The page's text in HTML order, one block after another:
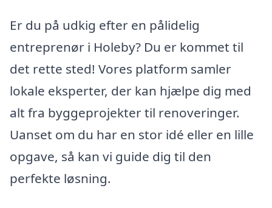
Er du på udkig efter en pålidelig
entreprenør i Holeby? Du er kommet til
det rette sted! Vores platform samler
lokale eksperter, der kan hjælpe dig med
alt fra byggeprojekter til renoveringer.
Uanset om du har en stor idé eller en lille
opgave, så kan vi guide dig til den
perfekte løsning.